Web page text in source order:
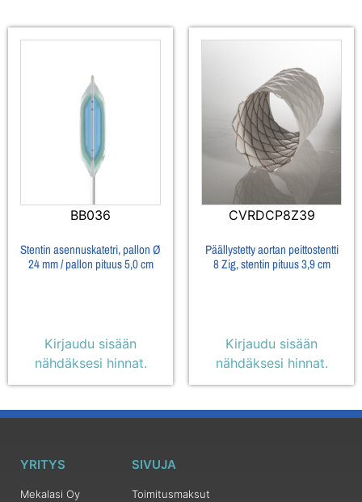
BB036
Stentin asennuskatetri, pallon Ø
24 mm / pallon pituus 5,0 cm
Kirjaudu sisään
nähdäksesi hinnat.
CVRDCP8Z39
Päällystetty aortan peittostentti
8 Zig, stentin pituus 3,9 cm
Kirjaudu sisään
nähdäksesi hinnat.
YRITYS
Mekalasi Oy
SIVUJA
Toimitusmaksut